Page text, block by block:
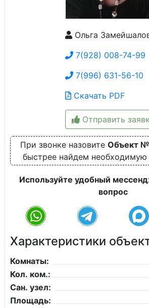
Ольга
7(928) 008-74-99
7(996) 631-56-10
Скачать PDF
Отправить
При звонке назовите Объект
быстрее найдем
Используйте удобный
вопрос
Характеристики
Комнаты:
Кол. ком.:
Сан. узел:
Площадь: